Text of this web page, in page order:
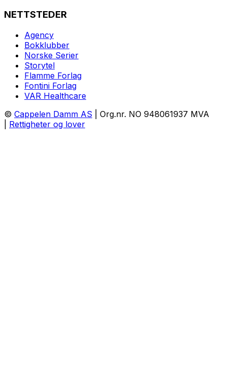
NETTSTEDER
Agency
Bokklubber
Norske Serier
Storytel
Flamme Forlag
Fontini Forlag
VAR Healthcare
© Cappelen Damm AS | Org.nr. NO 948061937 MVA
Rettigheter og lover